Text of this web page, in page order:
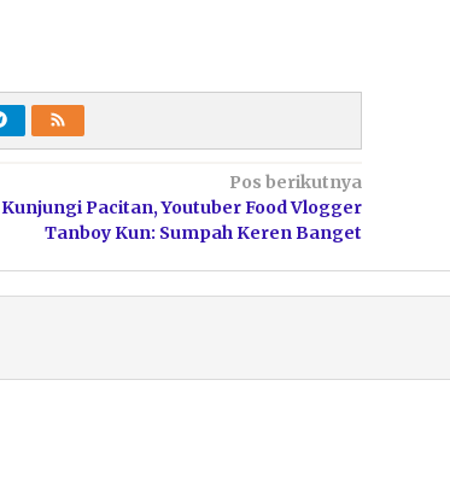
Pos berikutnya
Kunjungi Pacitan, Youtuber Food Vlogger
Tanboy Kun: Sumpah Keren Banget